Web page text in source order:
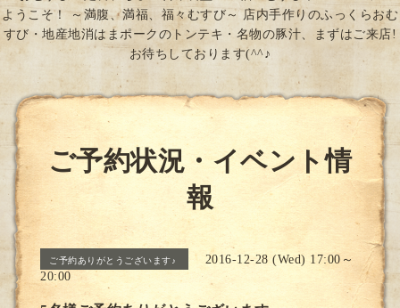
ようこそ！ ～満腹、満福、福々むすび～ 店内手作りのふっくらおむ
すび・地産地消はまポークのトンテキ・名物の豚汁、まずはご来店!
お待ちしております(^^♪
ご予約状況・イベント情
報
ご予約ありがとうございます♪
2016-12-28 (Wed) 17:00～
20:00